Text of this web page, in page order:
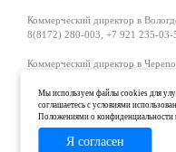
Коммерческий директор в
8(8172) 280-003, +7 921 235-03-
Коммерческий директор в
Начальник отдела рекламы в
2-04-44, +7 921 125-06-40,
Мы используем файлы cookies для
соглашаетесь с условиями
Положениями о
Я согласен